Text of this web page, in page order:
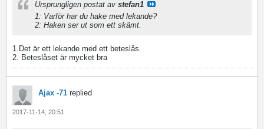
Ursprungligen postat av stefan1
1: Varför har du hake med lekande?
2: Haken ser ut som ett skämt.
1.Det är ett lekande med ett beteslås.
2. Beteslåset är mycket bra
Ajax -71 replied
2017-11-14, 20:51